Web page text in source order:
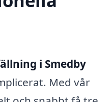
i Smedby
Med vår